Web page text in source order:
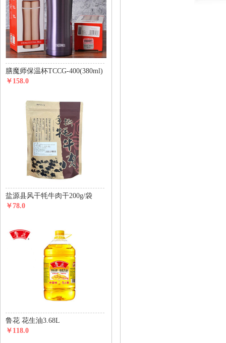
膳魔师保温杯TCCG-400(380ml)
￥158.0
盐源县风干牦牛肉干200g/袋
￥78.0
鲁花 花生油3.68L
￥118.0